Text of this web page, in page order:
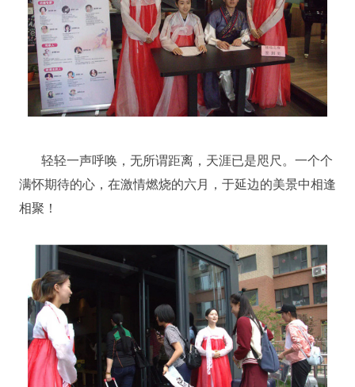
轻轻一声呼唤，无所谓距离，天涯已是咫尺。一个个
满怀期待的心，在激情燃烧的六月，于延边的美景中相逢
相聚！